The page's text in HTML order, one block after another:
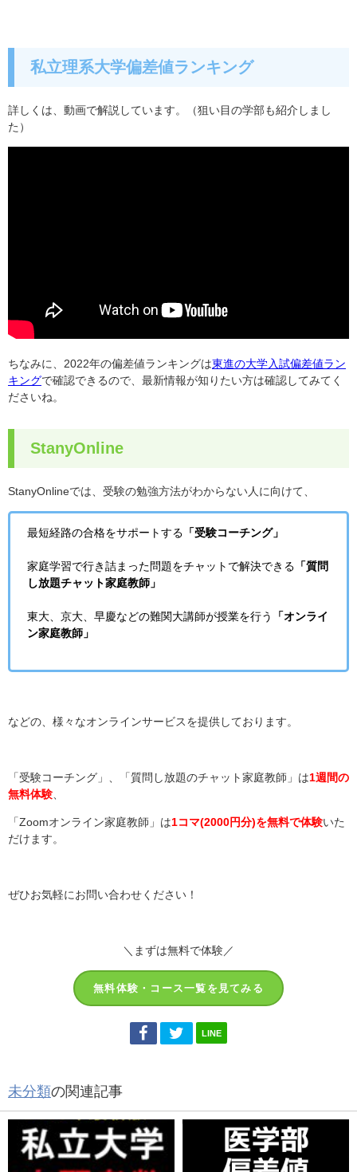
私立理系大学偏差値ランキング
詳しくは、動画で解説しています。（狙い目の学部も紹介しまし
た）
ちなみに、2022年の偏差値ランキングは東進の大学入試偏差値ラン
キングで確認できるので、最新情報が知りたい方は確認してみてく
ださいね。
StanyOnline
StanyOnlineでは、受験の勉強方法がわからない人に向けて、
最短経路の合格をサポートする 「受験コーチング」
家庭学習で行き詰まった問題をチャットで解決できる 「質問
し放題チャット家庭教師」
東大、京大、早慶などの難関大講師が授業を行う
「オンライ
ン家庭教師」
などの、様々なオンラインサービスを提供しております。
「受験コーチング」、「質問し放題のチャット家庭教師」は1週間の
無料体験
「Zoomオンライン家庭教師」は1コマ(2000円分)を無料で体験いた
だけます。
ぜひお気軽にお問い合わせください！
＼まずは無料で体験／
無料体験・コース一覧を見てみる
LINE
未分類の関連記事